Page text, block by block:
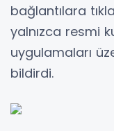
bağlantılara
yalnızca resmi
uygulamaları
bildirdi.